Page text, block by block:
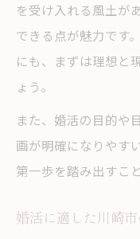
今注目の婚活
婚活パー
婚活パー
一人参加
婚活パー
街コン 川
を受け入れる風土が
できる点が魅力です
にも、まずは理想と
ょう。
また、婚活の目的や
画が明確になりやす
第一歩を踏み出すこ
婚活に適した川崎